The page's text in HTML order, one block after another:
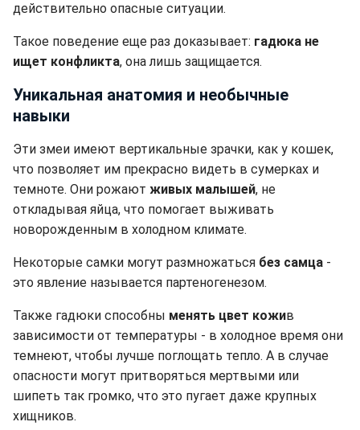
действительно опасные ситуации.
Такое поведение еще раз доказывает: гадюка не
ищет конфликта, она лишь защищается.
Уникальная анатомия и необычные
навыки
Эти змеи имеют вертикальные зрачки, как у кошек,
что позволяет им прекрасно видеть в сумерках и
темноте. Они рожают живых малышей, не
откладывая яйца, что помогает выживать
новорожденным в холодном климате.
Некоторые самки могут размножаться без самца -
это явление называется партеногенезом.
Также гадюки способны менять цвет кожив
зависимости от температуры - в холодное время они
темнеют, чтобы лучше поглощать тепло. А в случае
опасности могут притворяться мертвыми или
шипеть так громко, что это пугает даже крупных
хищников.